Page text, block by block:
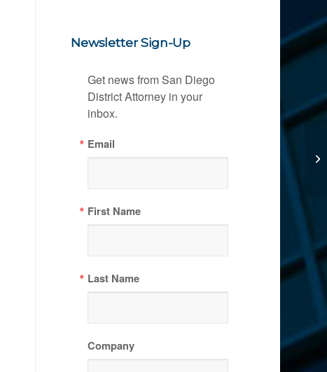
Newsletter Sign-Up
Get news from San Diego
District Attorney in your
inbox.
Email
First Name
Last Name
Company